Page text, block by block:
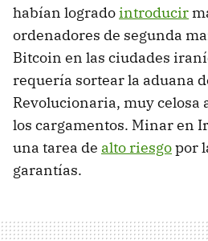
habían logradointroducir
ordenadores de segunda
Bitcoin en las ciudades
requería sortear la aduana
Revolucionaria, muy celosa
los cargamentos. Minar en
una tarea de alto riesgopor
garantías.